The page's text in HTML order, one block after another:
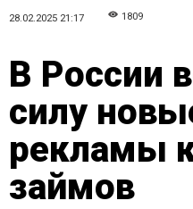
28.02.2025 21:17 1809
В России
силу
рекламы
займов